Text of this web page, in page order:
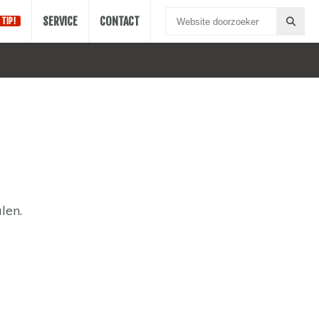
TIP! SERVICE CONTACT